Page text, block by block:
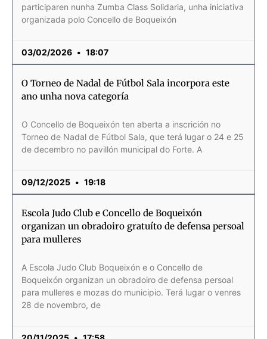
participaren nunha Zumba Class Solidaria, unha iniciativa
organizada polo Concello de Boqueixón
03/02/2026 18:07
O Torneo de Nadal de Fútbol Sala incorpora este
ano unha nova categoría
O Concello de Boqueixón ten aberta a inscrición no
Torneo de Nadal de Fútbol Sala, que terá lugar o 24 e 25
de decembro no pavillón municipal do Forte. A
09/12/2025 19:18
Escola Judo Club e Concello de Boqueixón
organizan un obradoiro gratuíto de defensa persoal
para mulleres
A Escola Judo Club Boqueixón e o Concello de
Boqueixón organizan un obradoiro de defensa persoal
para mulleres e mozas do municipio. Terá lugar o venres
28 de novembro, de